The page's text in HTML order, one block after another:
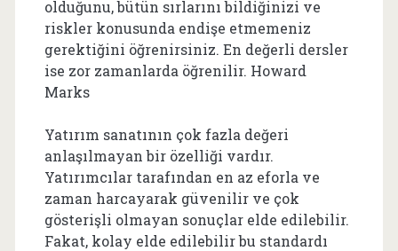
olduğunu, bütün sırlarını bildiğinizi ve
riskler konusunda endişe etmemeniz
gerektiğini öğrenirsiniz. En değerli dersler
ise zor zamanlarda öğrenilir. Howard
Marks
Yatırım sanatının çok fazla değeri
anlaşılmayan bir özelliği vardır.
Yatırımcılar tarafından en az eforla ve
zaman harcayarak güvenilir ve çok
gösterişli olmayan sonuçlar elde edilebilir.
Fakat, kolay elde edilebilir bu standardı